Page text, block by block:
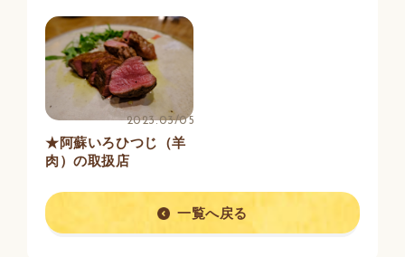
2023.03/05
★阿蘇いろひつじ（羊
肉）の取扱店
一覧へ戻る